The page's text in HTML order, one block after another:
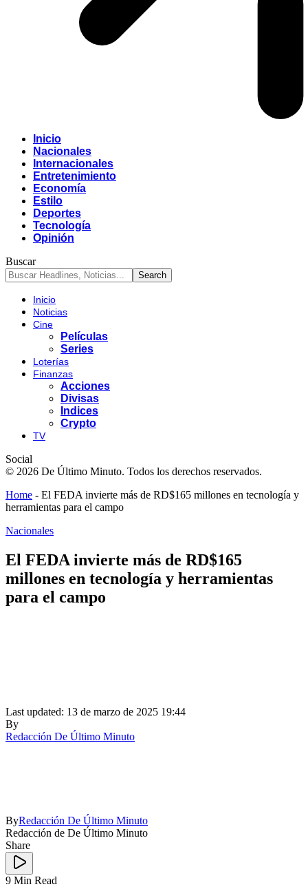
Inicio
Nacionales
Internacionales
Entretenimiento
Economía
Estilo
Deportes
Tecnología
Opinión
Buscar
Inicio
Noticias
Cine
Películas
Series
Loterías
Finanzas
Acciones
Divisas
Indices
Crypto
TV
Social
© 2026 De Último Minuto. Todos los derechos reservados.
Home - El FEDA invierte más de RD$165 millones en tecnología y
herramientas para el campo
Nacionales
El FEDA invierte más de RD$165
millones en tecnología y herramientas
para el campo
Last updated: 13 de marzo de 2025 19:44
By
Redacción De Último Minuto
ByRedacción De Último Minuto
Redacción de De Último Minuto
Share
9 Min Read